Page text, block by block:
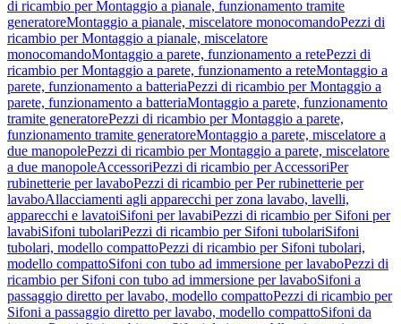
di ricambio per Montaggio a pianale, funzionamento tramite
generatoreMontaggio a pianale, miscelatore monocomandoPezzi di
ricambio per Montaggio a pianale, miscelatore
monocomandoMontaggio a parete, funzionamento a retePezzi di
ricambio per Montaggio a parete, funzionamento a reteMontaggio a
parete, funzionamento a batteriaPezzi di ricambio per Montaggio a
parete, funzionamento a batteriaMontaggio a parete, funzionamento
tramite generatorePezzi di ricambio per Montaggio a parete,
funzionamento tramite generatoreMontaggio a parete, miscelatore a
due manopolePezzi di ricambio per Montaggio a parete, miscelatore
a due manopoleAccessoriPezzi di ricambio per AccessoriPer
rubinetterie per lavaboPezzi di ricambio per Per rubinetterie per
lavaboAllacciamenti agli apparecchi per zona lavabo, lavelli,
apparecchi e lavatoiSifoni per lavabiPezzi di ricambio per Sifoni per
lavabiSifoni tubolariPezzi di ricambio per Sifoni tubolariSifoni
tubolari, modello compattoPezzi di ricambio per Sifoni tubolari,
modello compattoSifoni con tubo ad immersione per lavaboPezzi di
ricambio per Sifoni con tubo ad immersione per lavaboSifoni a
passaggio diretto per lavabo, modello compattoPezzi di ricambio per
Sifoni a passaggio diretto per lavabo, modello compattoSifoni da